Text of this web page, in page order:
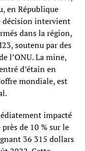
en République
décision intervient
dans la région,
soutenu par des
l’ONU. La mine,
d’étain en
mondiale, est
impacté
de 10 % sur le
36 315 dollars